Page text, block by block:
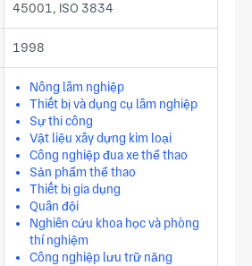
45001, ISO 3834
1998
Nông lâm nghiệp
Thiết bị và dụng cụ lâm nghiệp
Sự thi công
Vật liệu xây dựng kim loại
Công nghiệp đua xe thể thao
Sản phẩm thể thao
Thiết bị gia dụng
Quân đội
Nghiên cứu khoa học và phòng
thí nghiệm
Công nghiệp lưu trữ năng